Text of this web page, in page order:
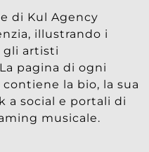
di Kul Agency
illustrando i
gli artisti
pagina di ogni
la bio, la sua
a social e portali di
musicale.